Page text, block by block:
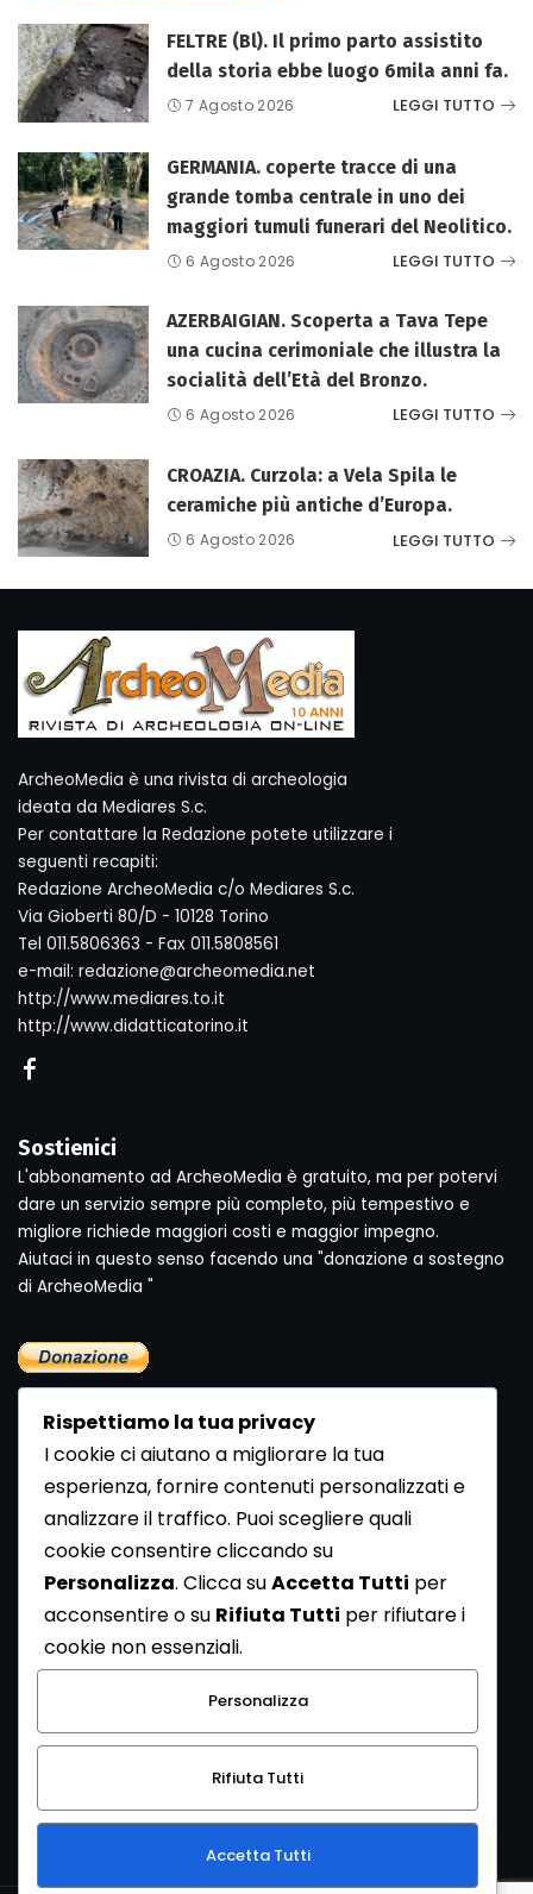
FELTRE (Bl). Il primo parto assistito
della storia ebbe luogo 6mila anni fa.
7 Agosto 2026 LEGGI TUTTO
GERMANIA. coperte tracce di una
grande tomba centrale in uno dei
maggiori tumuli funerari del Neolitico.
6 Agosto 2026 LEGGI TUTTO
AZERBAIGIAN. Scoperta a Tava Tepe
una cucina cerimoniale che illustra la
socialità dell’Età del Bronzo.
6 Agosto 2026 LEGGI TUTTO
CROAZIA. Curzola: a Vela Spila le
ceramiche più antiche d’Europa.
6 Agosto 2026 LEGGI TUTTO
ArcheoMedia è una rivista di archeologia
ideata da Mediares S.c.
Per contattare la Redazione potete utilizzare i
seguenti recapiti:
Redazione ArcheoMedia c/o Mediares S.c.
Via Gioberti 80/D - 10128 Torino
Tel 011.5806363 - Fax 011.5808561
e-mail: redazione@archeomedia.net
http://www.mediares.to.it
http://www.didatticatorino.it
Sostienici
L'abbonamento ad ArcheoMedia è gratuito, ma per potervi
dare un servizio sempre più completo, più tempestivo e
migliore richiede maggiori costi e maggior impegno.
Aiutaci in questo senso facendo una "donazione a sostegno
di ArcheoMedia "
Newsletter
Se vuoi ricevere la Rivista gratuita di archeologia realizzata
dalla Redazione di ArcheoMedia iscriviti alla nostra
Newsletter [Clicca Qui]
Con l'invio del messaggio l'utente dichiara di aver letto
l’informativa sulla privacy e di acconsentire al trattamento
dei propri dati personali.
Rispettiamo la tua privacy
I cookie ci aiutano a migliorare la tua
esperienza, fornire contenuti personalizzati e
analizzare il traffico. Puoi scegliere quali
cookie consentire cliccando su
Personalizza. Clicca suAccetta Tutti per
acconsentire o su Rifiuta Tutti per rifiutare i
cookie non essenziali.
Personalizza
Rifiuta Tutti
Accetta Tutti